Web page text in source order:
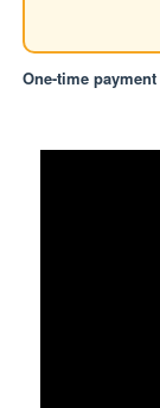
One-time payment